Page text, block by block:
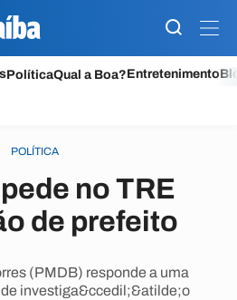
PolíticaQual a Boa?Entretenimento
POLÍTICA
no TRE
de prefeito
(PMDB) responde a uma
investiga&ccedil;&atilde;o